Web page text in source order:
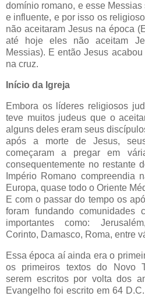
domínio romano, e esse
e influente, e por isso os
não aceitaram Jesus na época
até hoje eles não aceitam
Messias). E então Jesus
na cruz.
Início da Igreja
Embora os líderes religiosos
teve muitos judeus que o
alguns deles eram seus
após a morte de Jesus,
começaram a pregar em
consequentemente no restante
Império Romano compreendia
Europa, quase todo o Oriente
E com o passar do tempo os
foram fundando comunidades
importantes como:
Corinto, Damasco, Roma, entre
Essa época aí ainda era o
os primeiros textos do Novo
serem escritos por volta dos
Evangelho foi escrito em 64